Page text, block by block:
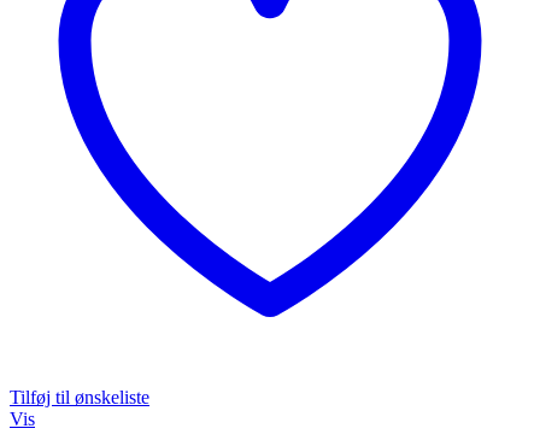
Tilføj til ønskeliste
Vis